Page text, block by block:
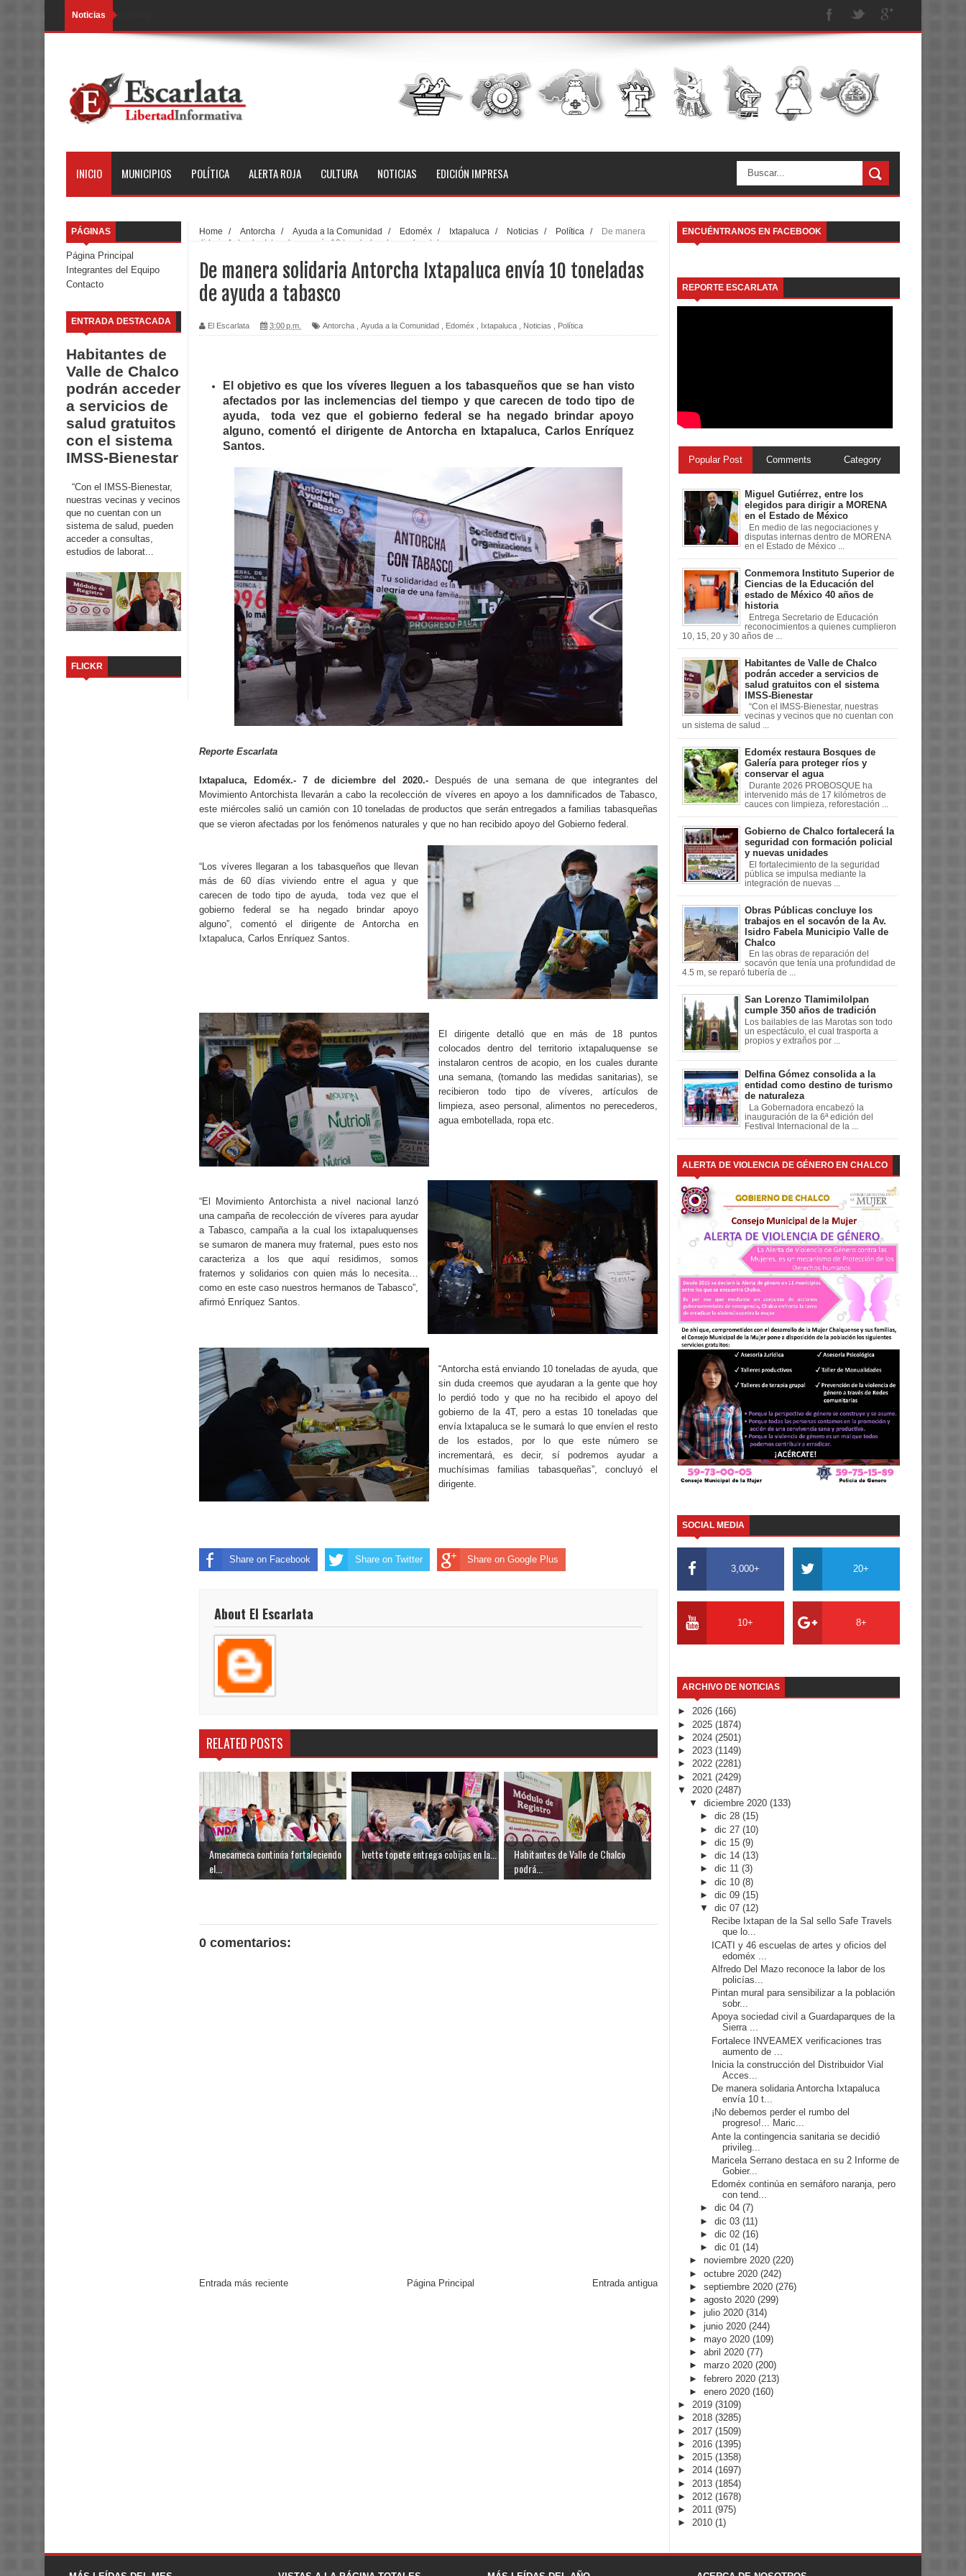
Noticias
INICIO MUNICIPIOS POLÍTICA ALERTA ROJA CULTURA NOTICIAS EDICIÓN IMPRESA
PÁGINAS
Página Principal
Integrantes del Equipo
Contacto
ENTRADA DESTACADA
Habitantes de
Valle de Chalco
podrán acceder
a servicios de
salud gratuitos
con el sistema
IMSS-Bienestar
“Con el IMSS-Bienestar,
nuestras vecinas y vecinos
que no cuentan con un
sistema de salud, pueden
acceder a consultas,
estudios de laborat...
FLICKR
Home / Antorcha / Ayuda a la Comunidad / Edoméx / Ixtapaluca / Noticias / Política /
De manera
solidaria Antorcha Ixtapaluca envía 10 toneladas de ayuda a tabasco
De manera solidaria Antorcha Ixtapaluca envía 10 toneladas
de ayuda a tabasco
El Escarlata 3:00 p.m. Antorcha Ayuda a la Comunidad Edoméx Ixtapaluca Noticias Política
El objetivo es que los víveres lleguen a los tabasqueños que se han visto
afectados por las inclemencias del tiempo y que carecen de todo tipo de
ayuda, toda vez que el gobierno federal se ha negado brindar apoyo
alguno, comentó el dirigente de Antorcha en Ixtapaluca, Carlos Enríquez
Santos.
Reporte Escarlata
Ixtapaluca, Edoméx.- 7 de diciembre del 2020.-
Después de una semana de que integrantes del
Movimiento Antorchista llevarán a cabo la recolección de víveres en apoyo a los damnificados de Tabasco,
este miércoles salió un camión con 10 toneladas de productos que serán entregados a familias tabasqueñas
que se vieron afectadas por los fenómenos naturales y que no han recibido apoyo del Gobierno federal.
“Los víveres llegaran a los tabasqueños que llevan
más de 60 días viviendo entre el agua y que
carecen de todo tipo de ayuda, toda vez que el
gobierno federal se ha negado brindar apoyo
alguno”, comentó el dirigente de Antorcha en
Ixtapaluca, Carlos Enríquez Santos.
El dirigente detalló que en más de 18 puntos
colocados dentro del territorio ixtapaluquense se
instalaron centros de acopio, en los cuales durante
una semana, (tomando las medidas sanitarias), se
recibieron todo tipo de víveres, artículos de
limpieza, aseo personal, alimentos no perecederos,
agua embotellada, ropa etc.
“El Movimiento Antorchista a nivel nacional lanzó
una campaña de recolección de víveres para ayudar
a Tabasco, campaña a la cual los ixtapaluquenses
se sumaron de manera muy fraternal, pues esto nos
caracteriza a los que aquí residimos, somos
fraternos y solidarios con quien más lo necesita…
como en este caso nuestros hermanos de Tabasco”,
afirmó Enríquez Santos.
“Antorcha está enviando 10 toneladas de ayuda, que
sin duda creemos que ayudaran a la gente que hoy
lo perdió todo y que no ha recibido el apoyo del
gobierno de la 4T, pero a estas 10 toneladas que
envía Ixtapaluca se le sumará lo que envíen el resto
de los estados, por lo que este número se
incrementará, es decir, sí podremos ayudar a
muchísimas familias tabasqueñas”, concluyó el
dirigente.
Share on Facebook Share on Twitter Share on Google Plus
About El Escarlata
RELATED POSTS
Amecameca continúa fortaleciendo
el...
Ivette topete entrega cobijas en la...
Habitantes de Valle de Chalco
podrá...
0 comentarios:
Entrada más reciente Entrada antigua
Página Principal
ENCUÉNTRANOS EN FACEBOOK
REPORTE ESCARLATA
Popular Post Comments Category
Miguel Gutiérrez, entre los
elegidos para dirigir a MORENA
en el Estado de México
En medio de las negociaciones y
disputas internas dentro de MORENA
en el Estado de México ...
Conmemora Instituto Superior de
Ciencias de la Educación del
estado de México 40 años de
historia
Entrega Secretario de Educación
reconocimientos a quienes cumplieron
10, 15, 20 y 30 años de ...
Habitantes de Valle de Chalco
podrán acceder a servicios de
salud gratuitos con el sistema
IMSS-Bienestar
“Con el IMSS-Bienestar, nuestras
vecinas y vecinos que no cuentan con
un sistema de salud ...
Edoméx restaura Bosques de
Galería para proteger ríos y
conservar el agua
Durante 2026 PROBOSQUE ha
intervenido más de 17 kilómetros de
cauces con limpieza, reforestación ...
Gobierno de Chalco fortalecerá la
seguridad con formación policial
y nuevas unidades
El fortalecimiento de la seguridad
pública se impulsa mediante la
integración de nuevas ...
Obras Públicas concluye los
trabajos en el socavón de la Av.
Isidro Fabela Municipio Valle de
Chalco
En las obras de reparación del
socavón que tenía una profundidad de
4.5 m, se reparó tubería de ...
San Lorenzo Tlamimilolpan
cumple 350 años de tradición
Los bailables de las Marotas son todo
un espectáculo, el cual trasporta a
propios y extraños por ...
Delfina Gómez consolida a la
entidad como destino de turismo
de naturaleza
La Gobernadora encabezó la
inauguración de la 6ª edición del
Festival Internacional de la ...
ALERTA DE VIOLENCIA DE GÉNERO EN CHALCO
SOCIAL MEDIA
3,000+ 20+
10+ 8+
ARCHIVO DE NOTICIAS
► 2026 (166)
► 2025 (1874)
► 2024 (2501)
► 2023 (1149)
► 2022 (2281)
► 2021 (2429)
▼ 2020 (2487)
▼ diciembre 2020 (133)
►dic 28(15)
►dic 27(10)
►dic 15(9)
►dic 14(13)
►dic 11(3)
►dic 10(8)
►dic 09(15)
▼dic 07(12)
Recibe Ixtapan de la Sal sello Safe Travels
que lo...
ICATI y 46 escuelas de artes y oficios del
edoméx ...
Alfredo Del Mazo reconoce la labor de los
policías...
Pintan mural para sensibilizar a la población
sobr...
Apoya sociedad civil a Guardaparques de la
Sierra ...
Fortalece INVEAMEX verificaciones tras
aumento de ...
Inicia la construcción del Distribuidor Vial
Acces...
De manera solidaria Antorcha Ixtapaluca
envía 10 t...
¡No debemos perder el rumbo del
progreso!... Maric...
Ante la contingencia sanitaria se decidió
privileg...
Maricela Serrano destaca en su 2 Informe de
Gobier...
Edoméx continúa en semáforo naranja, pero
con tend...
►dic 04(7)
►dic 03(11)
►dic 02(16)
►dic 01(14)
► noviembre 2020 (220)
► octubre 2020 (242)
► septiembre 2020 (276)
► agosto 2020 (299)
► julio 2020 (314)
► junio 2020 (244)
► mayo 2020 (109)
► abril 2020 (77)
► marzo 2020 (200)
► febrero 2020 (213)
► enero 2020 (160)
► 2019 (3109)
► 2018 (3285)
► 2017 (1509)
► 2016 (1395)
► 2015 (1358)
► 2014 (1697)
► 2013 (1854)
► 2012 (1678)
► 2011 (975)
► 2010 (1)